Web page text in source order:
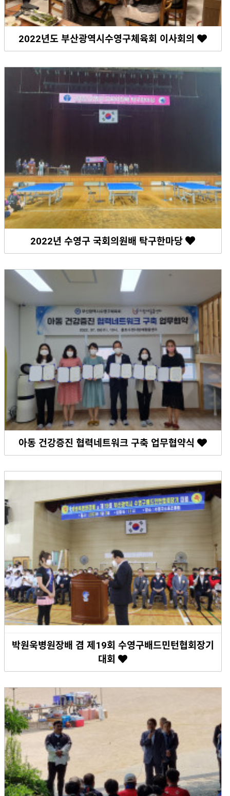
2022년도 부산광역시수영구체육회 이사회의
2022년 수영구 국회의원배 탁구한마당
아동 건강증진 협력네트워크 구축 업무협약식
박원욱병원장배 겸 제19회 수영구배드민턴협회장기
대회